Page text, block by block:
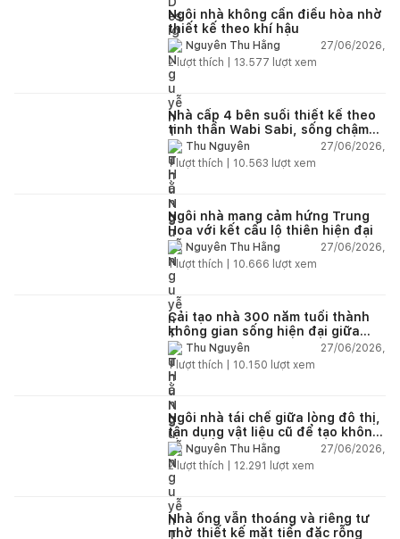
Ngôi nhà không cần điều hòa nhờ
thiết kế theo khí hậu
Nguyễn Thu Hằng
27/06/2026,
2lượt thích | 13.577 lượt xem
Nhà cấp 4 bên suối thiết kế theo
tinh thần Wabi Sabi, sống chậm
giữa thiên nhiên
Thu Nguyễn
27/06/2026,
1lượt thích | 10.563 lượt xem
Ngôi nhà mang cảm hứng Trung
Hoa với kết cấu lộ thiên hiện đại
Nguyễn Thu Hằng
27/06/2026,
1lượt thích | 10.666 lượt xem
Cải tạo nhà 300 năm tuổi thành
không gian sống hiện đại giữa
thiên nhiên
Thu Nguyễn
27/06/2026,
1lượt thích | 10.150 lượt xem
Ngôi nhà tái chế giữa lòng đô thị,
tận dụng vật liệu cũ để tạo không
gian sống linh hoạt
Nguyễn Thu Hằng
27/06/2026,
2lượt thích | 12.291 lượt xem
Nhà ống vẫn thoáng và riêng tư
nhờ thiết kế mặt tiền đặc rỗng